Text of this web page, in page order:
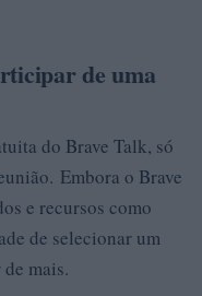
de uma
do Brave Talk, só
Embora o Brave
e recursos como
de selecionar um
mais.